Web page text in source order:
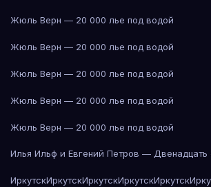
Жюль Верн — 20 000 лье под водой
Жюль Верн — 20 000 лье под водой
Жюль Верн — 20 000 лье под водой
Жюль Верн — 20 000 лье под водой
Жюль Верн — 20 000 лье под водой
Илья Ильф и Евгений Петров — Двенадцать
ИркутскИркутскИркутскИркутскИркутск